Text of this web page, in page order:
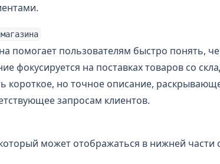
помогает пользователям быстро понять,
фокусируется на поставках товаров со
короткое, но точное описание,
запросам клиентов.
может отображаться в нижней части